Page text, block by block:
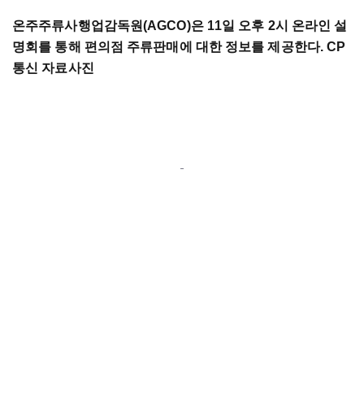
온주주류사행업감독원(AGCO)은 11일 오후 2시 온라인 설
명회를 통해 편의점 주류판매에 대한 정보를 제공한다. CP
통신 자료사진